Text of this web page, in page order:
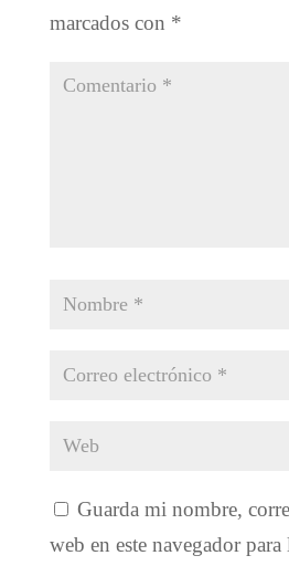
marcados con *
Guarda mi nombre,
web en este navegador